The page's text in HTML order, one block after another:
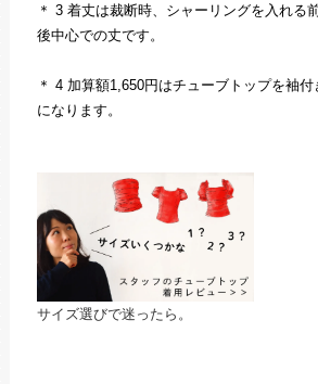
＊ 3 着丈は裁断時、シャーリングを入れる
後中心での丈です。
＊ 4 加算額1,650円はチューブトップを袖
になります。
サイズ選びで迷ったら。